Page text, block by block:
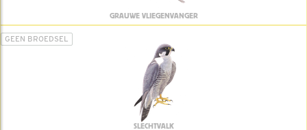
GRAUWE VLIEGENVANGER
GEEN BROEDSEL
SLECHTVALK